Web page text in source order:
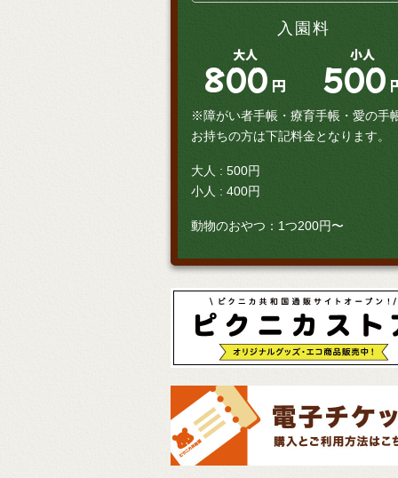
入園料
大人
800 円
小人
500
※障がい者手帳・療育手帳・愛の手
お持ちの方は下記料金となります。
大人 : 500円
小人 : 400円
動物のおやつ：1つ200円〜